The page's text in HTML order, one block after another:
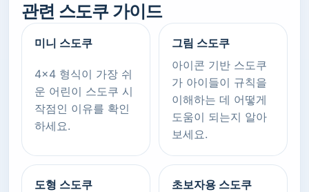
관련 스도쿠 가이드
미니 스도쿠
4x4 형식이 가장 쉬
운 어린이 스도쿠 시
작점인 이유를 확인
하세요.
그림 스도쿠
아이콘 기반 스도쿠
가 아이들이 규칙을
이해하는 데 어떻게
도움이 되는지 알아
보세요.
도형 스도쿠
초보자용 스도쿠